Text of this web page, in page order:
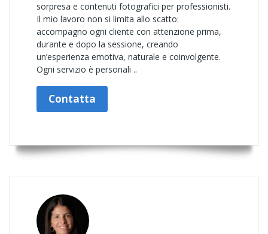
sorpresa e contenuti fotografici per professionisti.
Il mio lavoro non si limita allo scatto:
accompagno ogni cliente con attenzione prima,
durante e dopo la sessione, creando
un’esperienza emotiva, naturale e coinvolgente.
Ogni servizio è personali ..
Contatta